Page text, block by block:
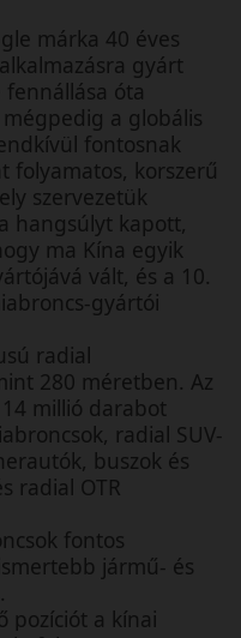
márka 40 éves
gyárt
óta
a globális
fontosnak
folyamatos, korszerű
szervezetük
hangsúlyt kapott,
ma Kína egyik
vált, és a 10.
gyártói
radial
280 méretben. Az
millió darabot
radial SUV-
buszok és
radial OTR
fontos
jármű- és
pozíciót a kínai